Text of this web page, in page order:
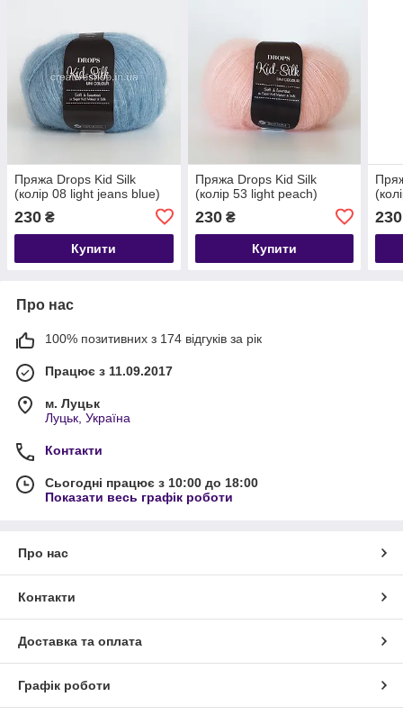
Пряжа Drops Kid Silk
(колір 08 light jeans blue)
230 ₴
Купити
Пряжа Drops Kid Silk
(колір 53 light peach)
230₴
Купити
230
Про нас
100% позитивних з 174 відгуків за рік
Працює з 11.09.2017
м. Луцьк
Луцьк, Україна
Контакти
Сьогодні працює з 10:00 до 18:00
Показати весь графік роботи
Про нас
Контакти
Доставка та оплата
Графік роботи